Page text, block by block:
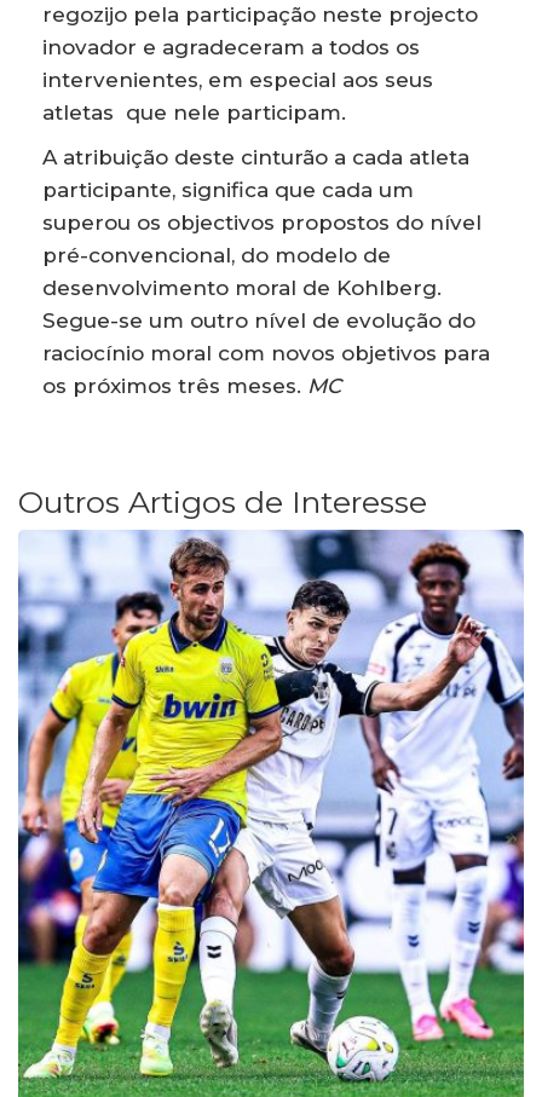
regozijo pela participação neste projecto
inovador e agradeceram a todos os
intervenientes, em especial aos seus
atletas que nele participam.
A atribuição deste cinturão a cada atleta
participante, significa que cada um
superou os objectivos propostos do nível
pré-convencional, do modelo de
desenvolvimento moral de Kohlberg.
Segue-se um outro nível de evolução do
raciocínio moral com novos objetivos para
os próximos três meses. MC
Outros Artigos de Interesse